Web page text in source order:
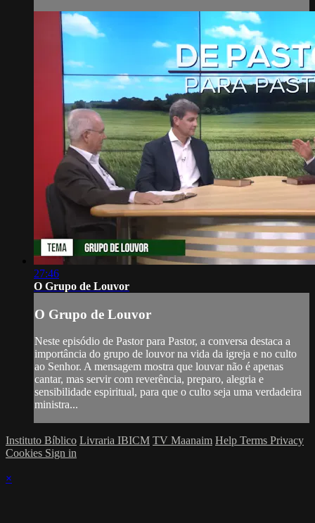
27:46
O Grupo de Louvor
O Grupo de Louvor
Neste episódio de Pastor para Pastor, a conversa destaca a
importância do grupo de louvor na vida da igreja e no culto
ao Senhor. A mensagem mostra que louvar não é apenas
cantar, mas servir com reverência, preparo, alegria e
sensibilidade espiritual, para que o culto seja uma verdadeira
ministra...
Instituto Bíblico Livraria IBICM TV Maanaim Help Terms Privacy
Cookies Sign in
×